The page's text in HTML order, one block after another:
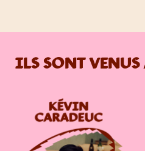
ILS SONT